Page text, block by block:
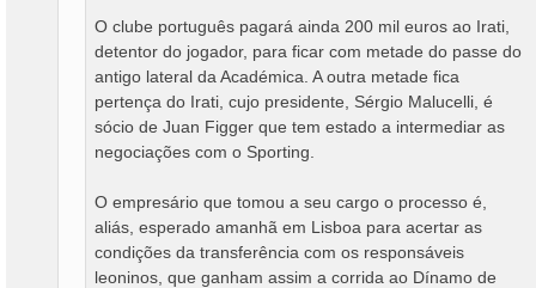
O clube português pagará ainda 200 mil euros ao Irati,
detentor do jogador, para ficar com metade do passe do
antigo lateral da Académica. A outra metade fica
pertença do Irati, cujo presidente, Sérgio Malucelli, é
sócio de Juan Figger que tem estado a intermediar as
negociações com o Sporting.
O empresário que tomou a seu cargo o processo é,
aliás, esperado amanhã em Lisboa para acertar as
condições da transferência com os responsáveis
leoninos, que ganham assim a corrida ao Dínamo de